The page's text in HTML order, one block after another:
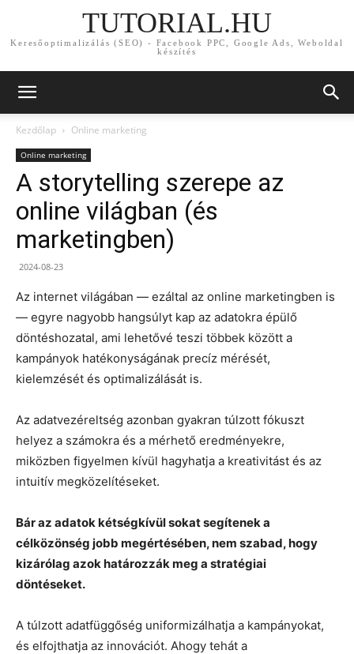
TUTORIAL.HU
Keresőoptimalizálás (SEO) - Facebook PPC, Google Ads, Weboldal
készítés
Kezdőlap Online marketing
Online marketing
A storytelling szerepe az
online világban (és
marketingben)
2024-08-23
Az internet világában — ezáltal az online marketingben is
— egyre nagyobb hangsúlyt kap az adatokra épülő
döntéshozatal, ami lehetővé teszi többek között a
kampányok hatékonyságának precíz mérését,
kielemzését és optimalizálását is.
Az adatvezéreltség azonban gyakran túlzott fókuszt
helyez a számokra és a mérhető eredményekre,
miközben figyelmen kívül hagyhatja a kreativitást és az
intuitív megközelítéseket.
Bár az adatok kétségkívül sokat segítenek a
célközönség jobb megértésében, nem szabad, hogy
kizárólag azok határozzák meg a stratégiai
döntéseket.
A túlzott adatfüggőség uniformizálhatja a kampányokat,
és elfojthatja az innovációt. Ahogy tehát a